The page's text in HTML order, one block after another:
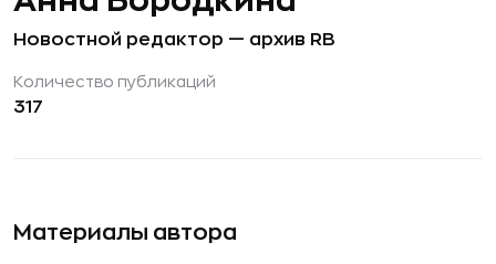
Материалы автора
Новостной редактор — архив RB
Количество публикаций
317